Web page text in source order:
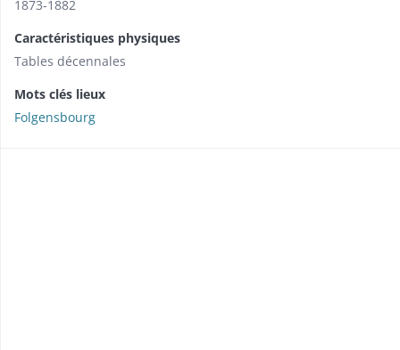
1873-1882
Caractéristiques physiques
Tables décennales
Mots clés lieux
Folgensbourg